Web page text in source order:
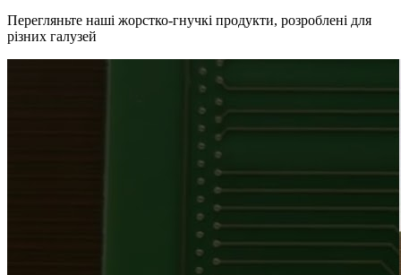
Перегляньте наші жорстко-гнучкі продукти, розроблені для
різних галузей